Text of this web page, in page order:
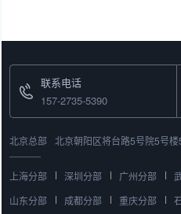
联系电话
157-2735-5390
北京总部 北京朝阳区将台路5号院5号
上海分部 深圳分部 广州分部
山东分部
成都分部 重庆分部